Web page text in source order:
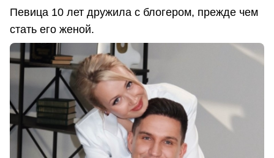
Певица 10 лет дружила с блогером, прежде чем
стать его женой.